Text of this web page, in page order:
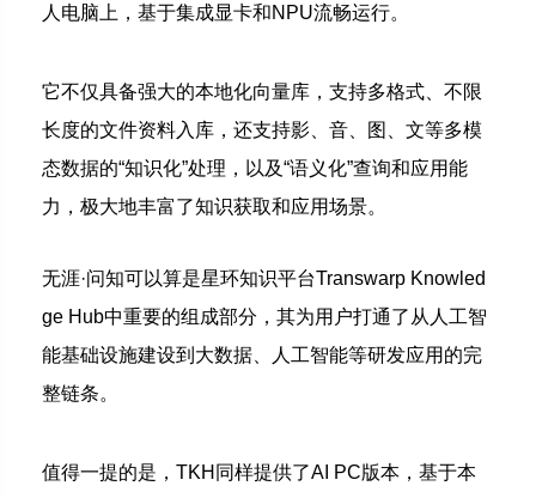
人电脑上，基于集成显卡和NPU流畅运行。
它不仅具备强大的本地化向量库，支持多格式、不限
长度的文件资料入库，还支持影、音、图、文等多模
态数据的“知识化”处理，以及“语义化”查询和应用能
力，极大地丰富了知识获取和应用场景。
无涯·问知可以算是星环知识平台Transwarp Knowled
ge Hub中重要的组成部分，其为用户打通了从人工智
能基础设施建设到大数据、人工智能等研发应用的完
整链条。
值得一提的是，TKH同样提供了AI PC版本，基于本